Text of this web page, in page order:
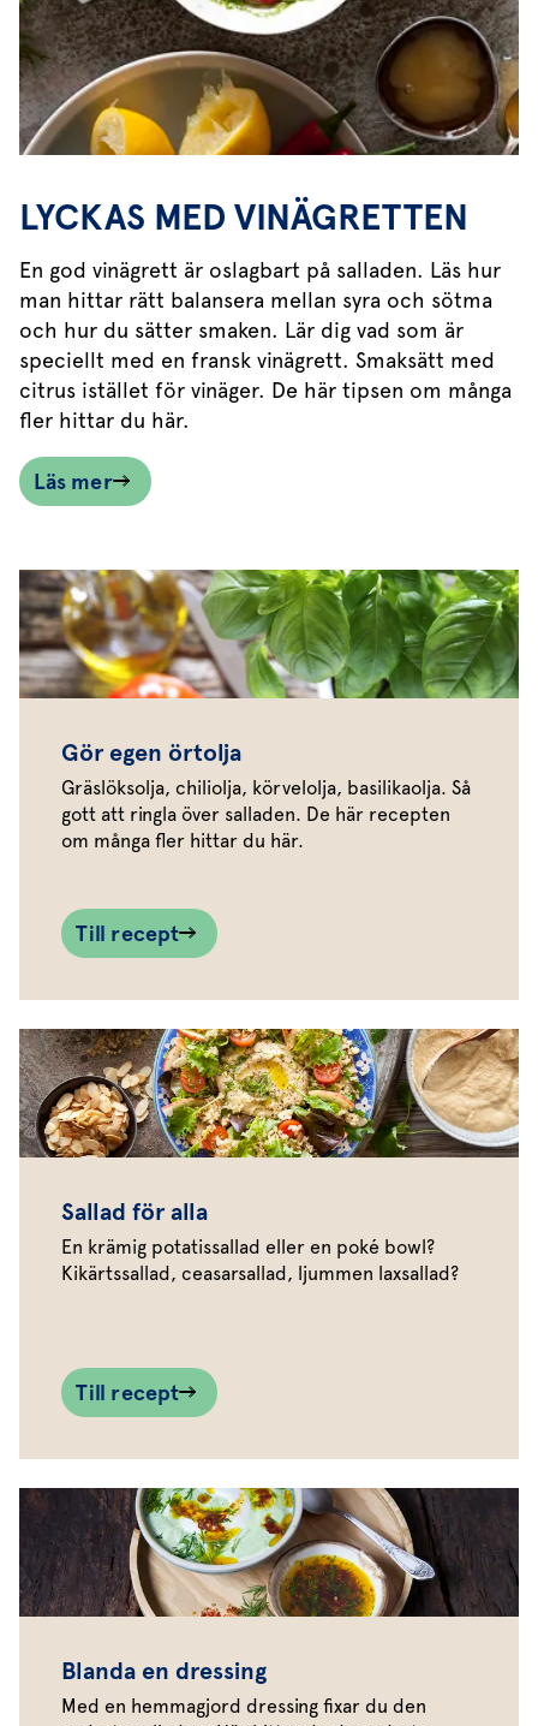
LYCKAS MED VINÄGRETTEN
En god vinägrett är oslagbart på salladen. Läs hur
man hittar rätt balansera mellan syra och sötma
och hur du sätter smaken. Lär dig vad som är
speciellt med en fransk vinägrett. Smaksätt med
citrus istället för vinäger. De här tipsen om många
fler hittar du här.
Läs mer
Gör egen örtolja
Gräslöksolja, chiliolja, körvelolja, basilikaolja. Så
gott att ringla över salladen. De här recepten
om många fler hittar du här.
Till recept
Sallad för alla
En krämig potatissallad eller en poké bowl?
Kikärtssallad, ceasarsallad, ljummen laxsallad?
Till recept
Blanda en dressing
Med en hemmagjord dressing fixar du den